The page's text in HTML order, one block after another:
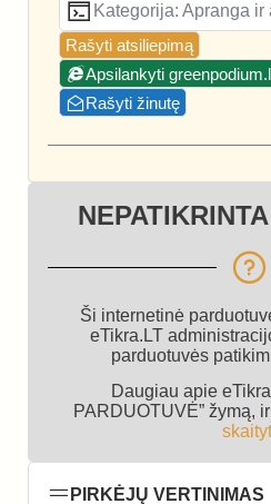
Kategorija: Apranga ir
Rašyti atsiliepimą
Apsilankyti
Rašyti žinutę
Ši internetinė
eTikra.LT
parduotuvės
Daugiau apie
PARDUOTUVĖ” žymą,
PIRKĖJŲ VERTINIMAS